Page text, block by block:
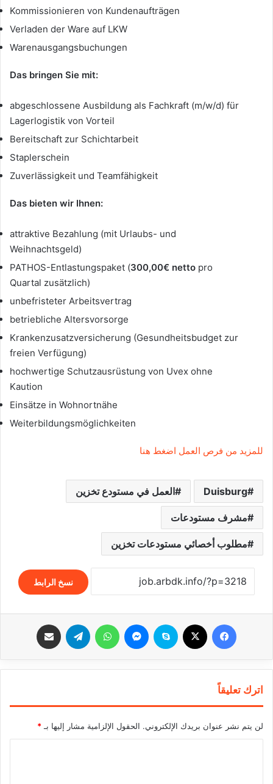
Kommissionieren von Kundenaufträgen
Verladen der Ware auf LKW
Warenausgangsbuchungen
Das bringen Sie mit:
abgeschlossene Ausbildung als Fachkraft (m/w/d) für
Lagerlogistik von Vorteil
Bereitschaft zur Schichtarbeit
Staplerschein
Zuverlässigkeit und Teamfähigkeit
Das bieten wir Ihnen:
attraktive Bezahlung (mit Urlaubs- und
Weihnachtsgeld)
PATHOS-Entlastungspaket (300,00€ netto pro
Quartal zusätzlich)
unbefristeter Arbeitsvertrag
betriebliche Altersvorsorge
Krankenzusatzversicherung (Gesundheitsbudget zur
freien Verfügung)
hochwertige Schutzausrüstung von Uvex ohne
Kaution
Einsätze in Wohnortnähe
Weiterbildungsmöglichkeiten
للمزيد من فرص العمل اضغط هنا
Duisburg العمل في مستودع تخزين
مشرف مستودعات
مطلوب أخصائي مستودعات تخزين
نسخ الرابط
اترك تعليقاً
لن يتم نشر عنوان بريدك الإلكتروني. الحقول الإلزامية مشار إليها بـ *